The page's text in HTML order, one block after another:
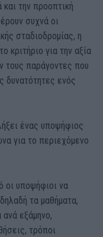
την προοπτική
συχνά οι
σταδιοδρομίας, η
κριτήριο για την αξία
τους παράγοντες που
δυνατότητες ενός
ένας υποψήφιος
για το περιεχόμενο
οι υποψήφιοι να
τα μαθήματα,
εξάμηνο,
τρόποι